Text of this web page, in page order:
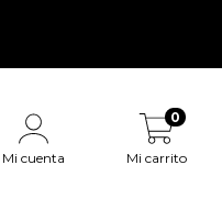
Mi cuenta Mi carrito
0